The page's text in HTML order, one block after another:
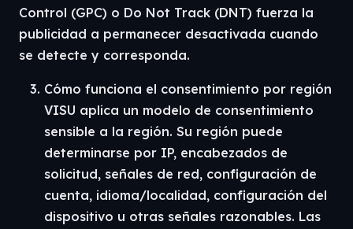
Control (GPC) o Do Not Track (DNT) fuerza la
publicidad a permanecer desactivada cuando
se detecte y corresponda.
Cómo funciona el consentimiento por región
VISU aplica un modelo de consentimiento
sensible a la región. Su región puede
determinarse por IP, encabezados de
solicitud, señales de red, configuración de
cuenta, idioma/localidad, configuración del
dispositivo u otras señales razonables. Las